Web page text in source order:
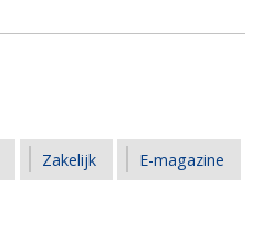
Zakelijk E-magazine